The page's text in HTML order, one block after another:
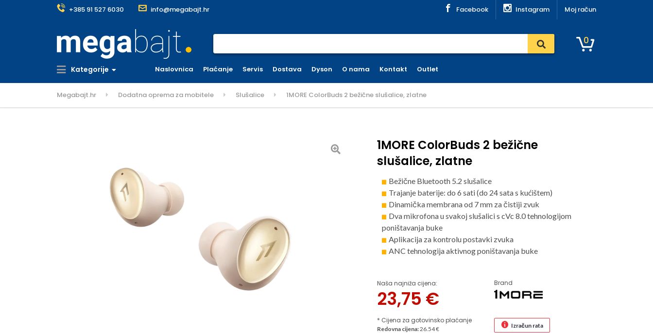
+385 91 527 6030 info@megabajt.hr Facebook Instagram Moj račun
0
Kategorije Naslovnica Plaćanje Servis Dostava Dyson O nama Kontakt Outlet
Megabajt.hr Dodatna oprema za mobitele Slušalice 1MORE ColorBuds 2 bežične slušalice, zlatne
1MORE ColorBuds 2 bežične
slušalice, zlatne
Bežične Bluetooth 5.2 slušalice
Trajanje baterije: do 6 sati (do 24 sata s kućištem)
Dinamička membrana od 7 mm za čistiji zvuk
Dva mikrofona u svakoj slušalici s cVc 8.0 tehnologijom
poništavanja buke
Aplikacija za kontrolu postavki zvuka
ANC tehnologija aktivnog poništavanja buke
Naša najniža cijena:
23,75 €
* Cijena za gotovinsko plaćanje
Brand
Redovna cijena:26.54 € Izračun rata